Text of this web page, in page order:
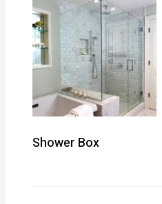
Shower Box